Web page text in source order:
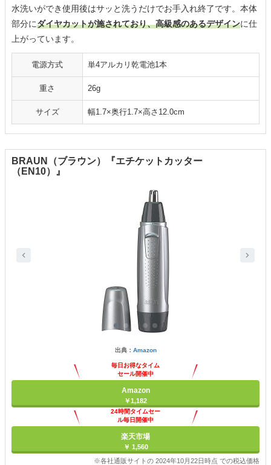
水洗いができ使用後はサッと洗うだけでお手入れ終了です。本体
部分にダイヤカットが施されており、高級感のあるデザインに仕
上がっています。
電源方式 単4アルカリ乾電池1本
重さ 26g
サイズ 幅1.7×奥行1.7×高さ12.0cm
BRAUN（ブラウン）『エチケットカッター
（EN10）』
出典： Amazon
毎日お得なタイム
セール開催中
Amazon
￥1,182
24時間タイムセー
ル毎日開催中
楽天市場
￥ 1,560
※各社通販サイトの 2024年10月22日時点 での税込価格